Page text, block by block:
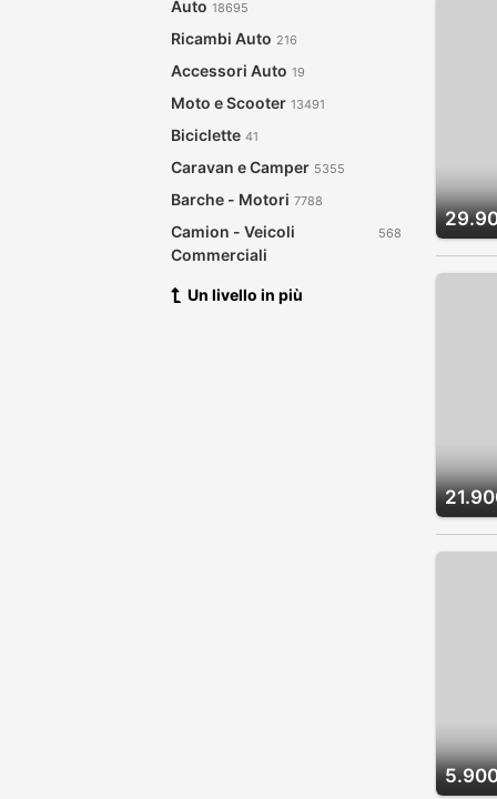
Auto 18695
Ricambi Auto 216
Accessori Auto 19
Moto e Scooter 13491
Biciclette 41
Caravan e Camper 5355
Barche - Motori 7788
Camion - Veicoli
Commerciali
568
Un livello in più